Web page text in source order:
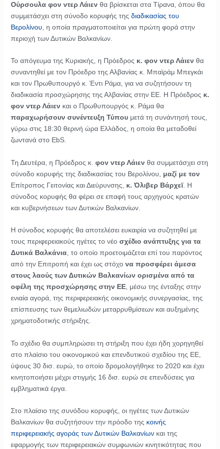
Ούρσουλα φον ντερ Λάιεν θα βρίσκεται στα Τίρανα, όπου θα
συμμετάσχει στη σύνοδο κορυφής της διαδικασίας του
Βερολίνου , η οποία πραγματοποιείται για πρώτη φορά στην
περιοχή των Δυτικών Βαλκανίων.
Το απόγευμα της Κυριακής, η Πρόεδρος κ. φον ντερ Λάιεν θα
συναντηθεί με τον Πρόεδρο της Αλβανίας κ. Μπαϊράμ Μπεγκάι
και τον Πρωθυπουργό κ. Έντι Ράμα, για να συζητήσουν τη
διαδικασία προσχώρησης της Αλβανίας στην ΕΕ. Η Πρόεδρος κ.
φον ντερ Λάιεν και ο Πρωθυπουργός κ. Ράμα θα
παραχωρήσουν συνέντευξη Τύπουμετά τη συνάντησή τους,
γύρω στις 18:30 θερινή ώρα Ελλάδος, η οποία θα μεταδοθεί
ζωντανά στο EbS.
Τη Δευτέρα, η Πρόεδρος κ. φον ντερ Λάιεν θα συμμετάσχει στη
σύνοδο κορυφής της διαδικασίας του Βερολίνου,
μαζί με τον
Επίτροπος Γειτονίας και Διεύρυνσης, κ. Όλιβερ Βάρχεϊ. Η
σύνοδος κορυφής θα φέρει σε επαφή τους αρχηγούς κρατών
και κυβερνήσεων των Δυτικών Βαλκανίων.
Η σύνοδος κορυφής θα αποτελέσει ευκαιρία να συζητηθεί με
τους περιφερειακούς ηγέτες το νέο σχέδιο ανάπτυξης για τα
Δυτικά Βαλκάνια, το οποίο προετοιμάζεται επί του παρόντος
από την Επιτροπή και έχει ως στόχο να προσφέρει άμεσα
στους λαούς των Δυτικών Βαλκανίων ορισμένα από τα
οφέλη της προσχώρησης στην ΕΕ, μέσω της ένταξης στην
ενιαία αγορά, της περιφερειακής οικονομικής συνεργασίας, της
επίσπευσης των θεμελιωδών μεταρρυθμίσεων και αυξημένης
χρηματοδοτικής στήριξης.
Το σχέδιο θα συμπληρώσει τη στήριξη που έχει ήδη χορηγηθεί
στο πλαίσιο του οικονομικού και επενδυτικού σχεδίου της ΕΕ,
ύψους 30 δισ. ευρώ, το οποίο δρομολογήθηκε το 2020 και έχει
κινητοποιήσει μέχρι στιγμής 16 δισ. ευρώ σε επενδύσεις για
εμβληματικά έργα.
Στο πλαίσιο της συνόδου κορυφής, οι ηγέτες των Δυτικών
Βαλκανίων θα συζητήσουν την πρόοδο της κοινής
περιφερειακής αγοράς των Δυτικών Βαλκανίωνκαι της
εφαρμογής των περιφερειακών συμφωνιών κινητικότητας που